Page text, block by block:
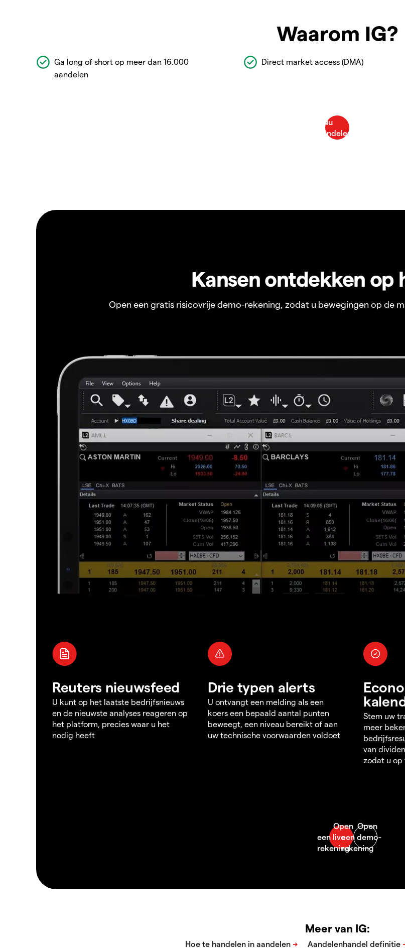
Waarom IG?
Ga long of short op meer dan 16.000
aandelen
Direct market access (DMA)
Kansen ontdekken op
Open een gratis risicovrije demo-rekening, zodat u bewegingen op de
Reuters nieuwsfeed
U kunt op het laatste bedrijfsnieuws
en de nieuwste analyses reageren op
het platform, precies waar u het
nodig heeft
Drie typen alerts
U ontvangt een melding als een
koers een bepaald aantal punten
beweegt, een niveau bereikt of aan
uw technische voorwaarden voldoet
Stem uw
meer
van
zodat u
Meer van IG: